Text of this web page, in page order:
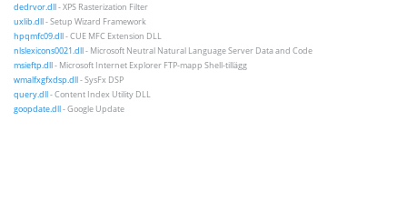
dedrvor.dll- XPS Rasterization Filter
uxlib.dll- Setup Wizard Framework
hpqmfc09.dll- CUE MFC Extension DLL
nlslexicons0021.dll- Microsoft Neutral Natural Language Server Data and Code
msieftp.dll- Microsoft Internet Explorer FTP-mapp Shell-tillägg
wmalfxgfxdsp.dll- SysFx DSP
query.dll- Content Index Utility DLL
goopdate.dll- Google Update